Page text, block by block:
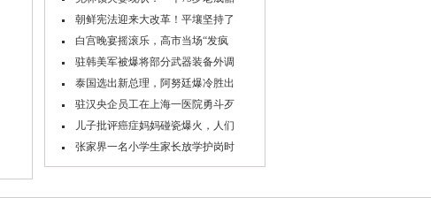
朝鲜宪法迎来大改革！平壤坚持了
白宫晚宴摇滚乐，高市当场“发疯
驻韩美军被爆将部分武器装备外调
泰国选出新总理，阿努廷爆冷胜出
驻汉央企员工在上海一医院勇斗歹
儿子批评癌症妈妈碰瓷爆火，人们
张家界一名小学生家长放学护岗时